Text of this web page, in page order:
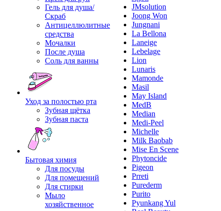
Гель для душа/
Скраб
Антицеллюлитные
средства
Мочалки
После душа
Соль для ванны
Уход за полостью рта
Зубная щётка
Зубная паста
Бытовая химия
Для посуды
Для помещений
Для стирки
Мыло
хозяйственное
JMsolution
Joong Won
Jungnani
La Bellona
Laneige
Lebelage
Lion
Lunaris
Mamonde
Masil
May Island
MedB
Median
Medi-Peel
Michelle
Milk Baobab
Mise En Scene
Phytoncide
Pigeon
Prreti
Purederm
Purito
Pyunkang Yul